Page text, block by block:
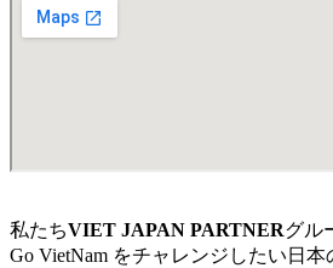
私たちVIET JAPAN PARTNERグル
Go VietNam をチャレンジしたい日本